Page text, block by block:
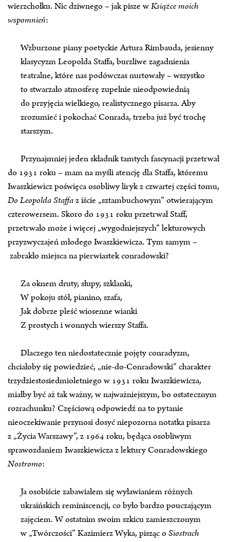
wierzchołku. Nic dziwnego – jak pisze wKsiążce moich
wspomnień:
Wzburzone piany poetyckie Artura Rimbauda, jesienny
klasycyzm Leopolda Staffa, burzliwe zagadnienia
teatralne, które nas podówczas nurtowały – wszystko
to stwarzało atmosferę zupełnie nieodpowiednią
do przyjęcia wielkiego, realistycznego pisarza. Aby
zrozumieć i pokochać Conrada, trzeba już być trochę
starszym.
Przynajmniej jeden składnik tamtych fascynacji przetrwał
do 1931 roku – mam na myśli atencję dla Staffa, któremu
Iwaszkiewicz poświęca osobliwy liryk z czwartej części tomu,
Do Leopolda Staffaz iście „sztambuchowym” otwierającym
czterowersem. Skoro do 1931 roku przetrwał Staff,
przetrwało może i więcej „wygodniejszych” lekturowych
przyzwyczajeń młodego Iwaszkiewicza. Tym samym –
zabrakło miejsca na pierwiastek conradowski?
Za oknem druty, słupy, szklanki,
W pokoju stół, pianino, szafa,
Jak dobrze pleść wiosenne wianki
Z prostych i wonnych wierszy Staffa.
Dlaczego ten niedostatecznie pojęty conradyzm,
chciałoby się powiedzieć, „nie‑do‑Conradowski” charakter
trzydziestosiedmioletniego w 1931 roku Iwaszkiewicza,
miałby być aż tak ważny, w najważniejszym, bo ostatecznym
rozrachunku? Częściową odpowiedź na to pytanie
nieoczekiwanie przynosi dosyć niepozorna notatka pisarza
z „Życia Warszawy”, z 1964 roku, będąca osobliwym
sprawozdaniem Iwaszkiewicza z lektury Conradowskiego
Nostromo:
Ja osobiście zabawiałem się wyławianiem różnych
ukraińskich reminiscencji, co było bardzo pouczającym
zajęciem. W ostatnim swoim szkicu zamieszczonym
w „Twórczości” Kazimierz Wyka, pisząc oSiostrach